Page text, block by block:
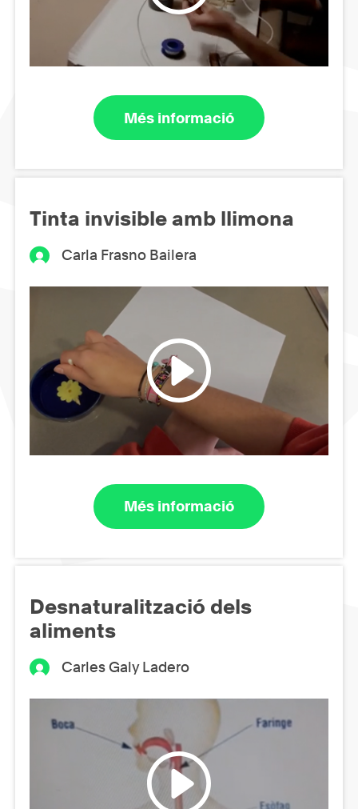
Més informació
Tinta invisible amb llimona
Carla Frasno Bailera
Més informació
Desnaturalització dels
aliments
Carles Galy Ladero